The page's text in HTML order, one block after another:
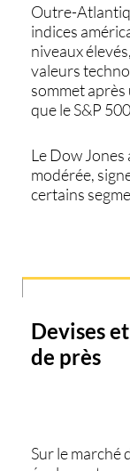
Outre-
indices
niveaux
valeurs
sommet
que leS&P 500
LeDow Jones
modérée,
certains
Devises
de près
Sur le marché